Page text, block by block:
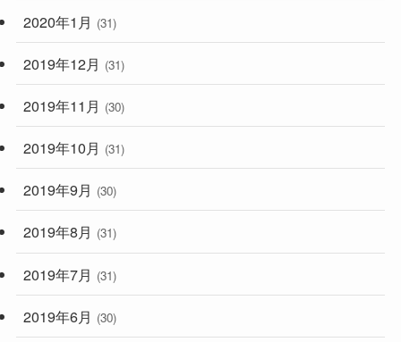
2020年1月 (31)
2019年12月 (31)
2019年11月 (30)
2019年10月 (31)
2019年9月 (30)
2019年8月 (31)
2019年7月 (31)
2019年6月 (30)